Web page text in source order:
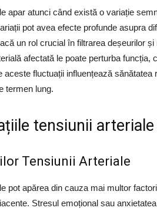
apar atunci când există o variație
pot avea efecte profunde asupra
un rol crucial în filtrarea deșeurilor
afectată le poate perturba funcția,
aceste fluctuații influențează sănătatea
termen lung.
tensiunii arteriale
Tensiunii Arteriale
pot apărea din cauza mai multor
Stresul emoțional sau